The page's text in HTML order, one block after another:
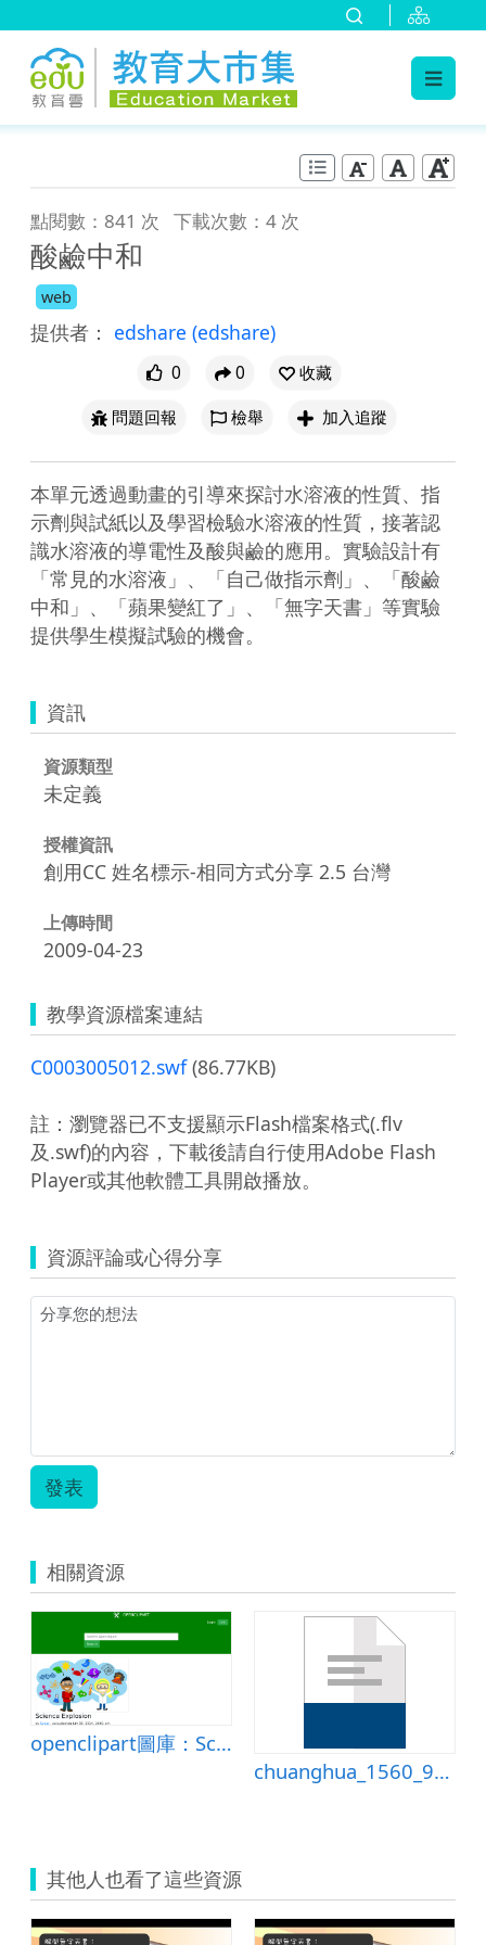
點閱數：841 次 下載次數：4 次
酸鹼中和
web
提供者： edshare (edshare)
0 0
收藏
問題回報
檢舉 加入追蹤
本單元透過動畫的引導來探討水溶液的性質、指
示劑與試紙以及學習檢驗水溶液的性質，接著認
識水溶液的導電性及酸與鹼的應用。實驗設計有
「常見的水溶液」、「自己做指示劑」、「酸鹼
中和」、「蘋果變紅了」、「無字天書」等實驗
提供學生模擬試驗的機會。
資訊
資源類型
未定義
授權資訊
創用CC 姓名標示-相同方式分享 2.5 台灣
上傳時間
2009-04-23
教學資源檔案連結
C0003005012.swf(86.77KB)
註：瀏覽器已不支援顯示Flash檔案格式(.flv
及.swf)的內容，下載後請自行使用Adobe Flash
Player或其他軟體工具開啟播放。
資源評論或心得分享
發表
相關資源
openclipart圖庫：Science Explosion
chuanghua_1560_96年度國小資訊融入教學
其他人也看了這些資源